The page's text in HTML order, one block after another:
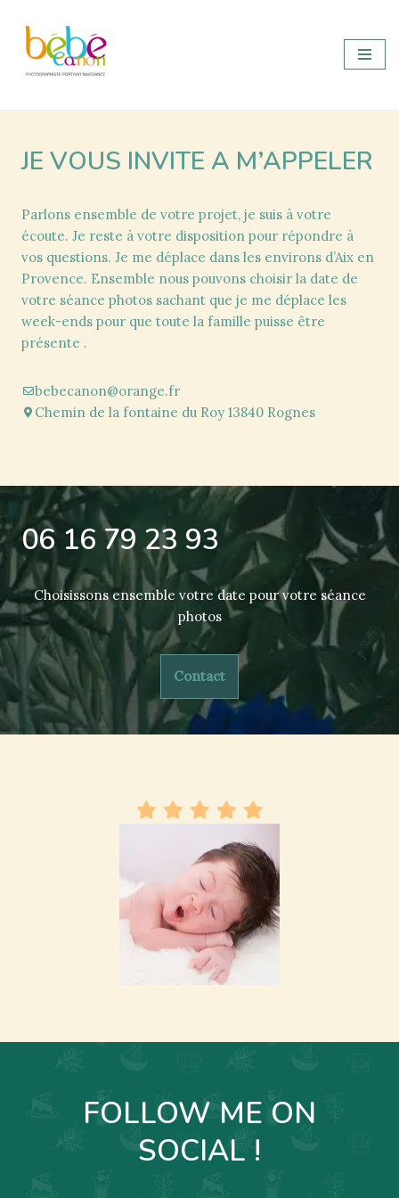
Aller
au
JE VOUS INVITE A M’APPELER
Parlons ensemble de votre projet, je suis à votre
écoute. Je reste à votre disposition pour répondre à
vos questions. Je me déplace dans les environs d’Aix en
Provence. Ensemble nous pouvons choisir la date de
votre séance photos sachant que je me déplace les
week-ends pour que toute la famille puisse être
présente .
bebecanon@orange.fr
Chemin de la fontaine du Roy 13840 Rognes
06 16 79 23 93
Choisissons ensemble votre date pour votre séance
photos
Contact
FOLLOW ME ON
SOCIAL !